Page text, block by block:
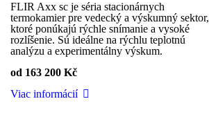
FLIR Axx sc je séria stacionárnych
termokamier pre vedecký a výskumný sektor,
ktoré ponúkajú rýchle snímanie a vysoké
rozlíšenie. Sú ideálne na rýchlu teplotnú
analýzu a experimentálny výskum.
od 163 200 Kč
Viac informácií